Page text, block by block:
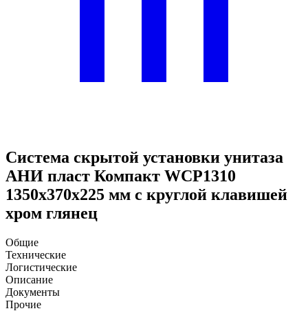
Система скрытой установки унитаза
АНИ пласт Компакт WCP1310
1350х370х225 мм с круглой клавишей
хром глянец
Общие
Технические
Логистические
Описание
Документы
Прочие